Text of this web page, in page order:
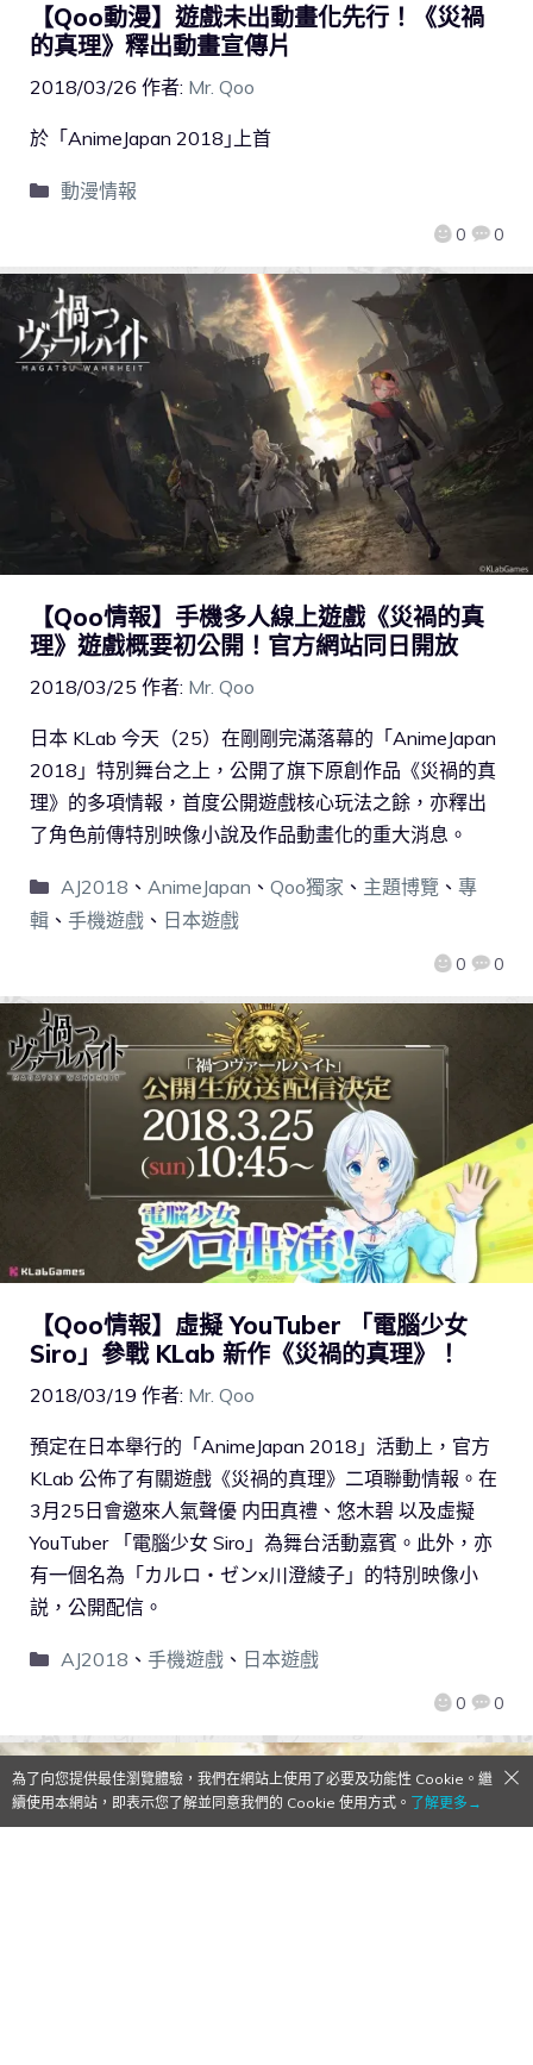
【Qoo動漫】遊戲未出動畫化先行！《災禍
的真理》釋出動畫宣傳片
2018/03/26 作者: Mr. Qoo
0 0
於「AnimeJapan 2018｣上首
動漫情報
【Qoo情報】手機多人線上遊戲《災禍的真
理》遊戲概要初公開！官方網站同日開放
2018/03/25 作者: Mr. Qoo
0 0
日本 KLab 今天（25）在剛剛完滿落幕的「AnimeJapan
2018」特別舞台之上，公開了旗下原創作品《災禍的真
理》的多項情報，首度公開遊戲核心玩法之餘，亦釋出
了角色前傳特別映像小說及作品動畫化的重大消息。
AJ2018 、 AnimeJapan 、 Qoo獨家 、 主題博覽 、 專
輯 、 手機遊戲 、 日本遊戲
【Qoo情報】虛擬 YouTuber 「電腦少女
Siro」參戰 KLab 新作《災禍的真理》！
2018/03/19 作者: Mr. Qoo
0 0
預定在日本舉行的「AnimeJapan 2018」活動上，官方
KLab 公佈了有關遊戲《災禍的真理》二項聯動情報。在
3月25日會邀來人氣聲優 内田真禮、悠木碧 以及虛擬
YouTuber 「電腦少女 Siro」為舞台活動嘉賓。此外，亦
有一個名為「カルロ・ゼンx川澄綾子」的特別映像小
説，公開配信。
AJ2018 、 手機遊戲、 日本遊戲
為了向您提供最佳瀏覽體驗，我們在網站上使用了必要及功能性 Cookie。繼
續使用本網站，即表示您了解並同意我們的 Cookie 使用方式。 了解更多→